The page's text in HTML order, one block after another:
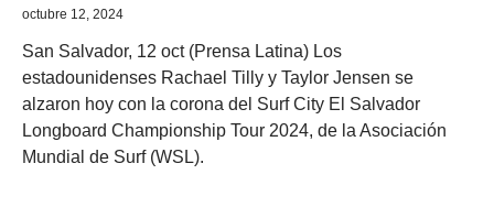
octubre 12, 2024
San Salvador, 12 oct (Prensa Latina) Los
estadounidenses Rachael Tilly y Taylor Jensen se
alzaron hoy con la corona del Surf City El Salvador
Longboard Championship Tour 2024, de la Asociación
Mundial de Surf (WSL).